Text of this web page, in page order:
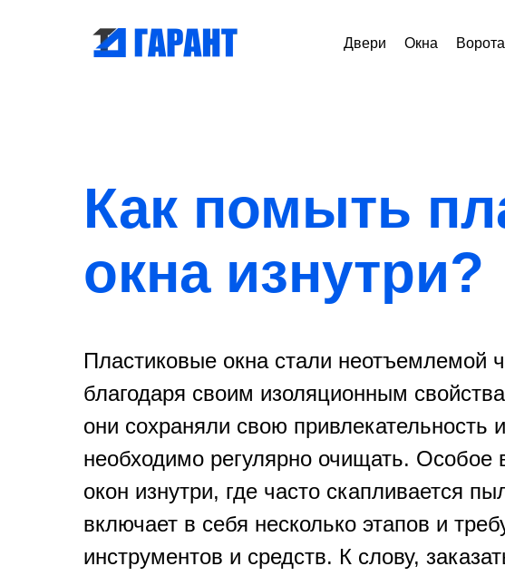
Двери Окна Ворота
Как помыть
окна изнутри?
Пластиковые окна стали неотъемлемой
благодаря своим изоляционным
они сохраняли свою привлекательность
необходимо регулярно очищать.
окон изнутри, где часто скапливается
включает в себя несколько этапов и
инструментов и средств. К слову,